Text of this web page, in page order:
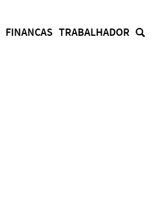
FINANCAS TRABALHADOR